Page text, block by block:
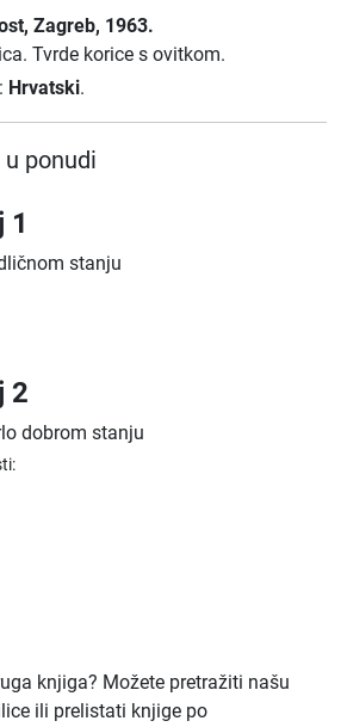
, Zagreb, 1963.
Tvrde korice s ovitkom.
Hrvatski.
ponudi
1
stanju
2
dobrom stanju
knjiga? Možete pretražiti našu
ili prelistati knjige po